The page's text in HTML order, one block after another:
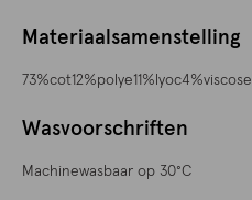
Materiaalsamenstelling
73%cot12%polye11%lyoc4%viscose
Wasvoorschriften
Machinewasbaar op 30°C